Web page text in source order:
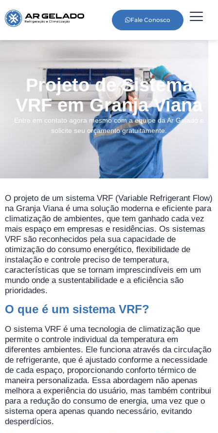
Fale Conosco
Projeto de Sistema
VRF em Granja Viana
Entre em contato agora mesmo com a equipe da Ar Gelado e
solicite seu orçamento gratuitamente.
O projeto de um sistema VRF (Variable Refrigerant Flow)
na Granja Viana é uma solução moderna e eficiente para
climatização de ambientes, que tem ganhado cada vez
mais espaço em empresas e residências. Os sistemas
VRF são reconhecidos pela sua capacidade de
otimização do consumo energético, flexibilidade de
instalação e controle preciso de temperatura,
características que se tornam imprescindíveis em um
mundo onde a sustentabilidade e a eficiência são
prioridades.
O que é um sistema VRF?
O sistema VRF é uma tecnologia de climatização que
permite o controle individual da temperatura em
diferentes ambientes. Ele funciona através da circulação
de refrigerante, que é ajustado conforme a necessidade
de cada espaço, proporcionando conforto térmico de
maneira personalizada. Essa abordagem não apenas
melhora a experiência do usuário, mas também contribui
para a redução do consumo de energia, uma vez que o
sistema opera apenas quando necessário, evitando
desperdícios.